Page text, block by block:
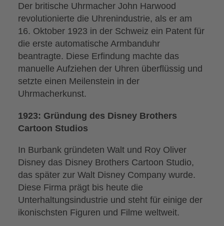
Der britische Uhrmacher John Harwood
revolutionierte die Uhrenindustrie, als er am
16. Oktober 1923 in der Schweiz ein Patent für
die erste automatische Armbanduhr
beantragte. Diese Erfindung machte das
manuelle Aufziehen der Uhren überflüssig und
setzte einen Meilenstein in der
Uhrmacherkunst.
1923: Gründung des Disney Brothers
Cartoon Studios
In Burbank gründeten Walt und Roy Oliver
Disney das Disney Brothers Cartoon Studio,
das später zur Walt Disney Company wurde.
Diese Firma prägt bis heute die
Unterhaltungsindustrie und steht für einige der
ikonischsten Figuren und Filme weltweit.